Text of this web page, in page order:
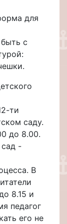
для
с
ти
саду.
до 8.00.
-
В
8.15 и
педагог
его не